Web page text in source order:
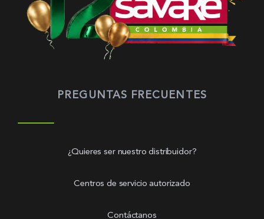
PREGUNTAS FRECUENTES
¿Quieres ser nuestro distribuidor?
Centros de servicio autorizado
Contáctanos